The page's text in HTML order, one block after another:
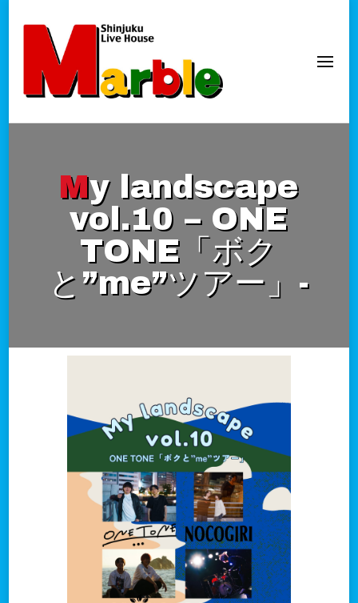
新宿Marble
official website
My landscape
vol.10 – ONE
TONE「ボク
と”me”ツアー」-